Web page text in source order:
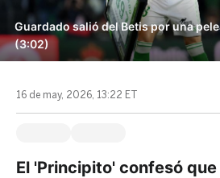
Guardado salió del Betis por una
(3:02)
16 de may, 2026, 13:22 ET
El 'Principito' confesó